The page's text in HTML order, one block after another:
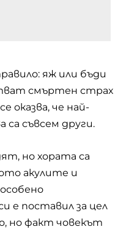
яж или бъди
смъртен страх
оказва, че най-
съвсем други.
но хората са
акулите и
е поставил за цел
но факт човекът